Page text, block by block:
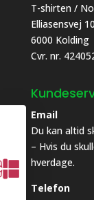
T-shirten /
Elliasensvej
6000 Kolding
Cvr. nr.
Email
Du kan altid
– Hvis du
hverdage.
Telefon
PÅ